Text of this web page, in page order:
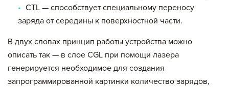
СТL — способствует специальному переносу
заряда от середины к поверхностной части.
В двух словах принцип работы устройства можно
описать так — в слое СGL при помощи лазера
генерируется необходимое для создания
запрограммированной картинки количество зарядов,